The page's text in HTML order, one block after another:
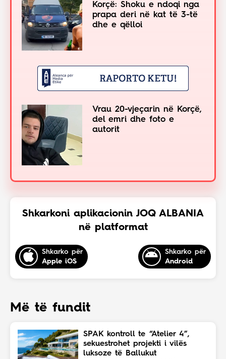
Korçë: Shoku e ndoqi nga
prapa deri në kat të 3-të
dhe e qëlloi
Vrau 20-vjeçarin në Korçë,
del emri dhe foto e
autorit
Shkarkoni aplikacionin JOQ ALBANIA
në platformat
Shkarko për
Apple iOS
Shkarko për
Android
Më të fundit
SPAK kontroll te “Atelier 4”,
sekuestrohet projekti i vilës
luksoze të Ballukut